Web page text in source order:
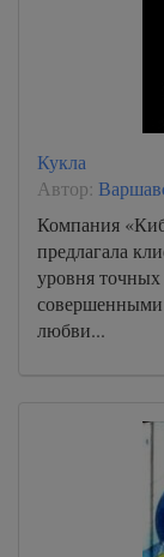
Кукла
Автор:
Компания
предлагала
уровня
совершенными
любви...